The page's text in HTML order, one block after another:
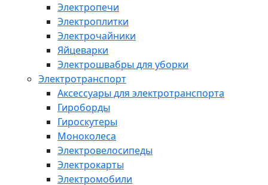
Электропечи
Электроплитки
Электрочайники
Яйцеварки
Электрошвабры для уборки
Электротранспорт
Аксессуары для электротранспорта
Гироборды
Гироскутеры
Моноколеса
Электровелосипеды
Электрокарты
Электромобили